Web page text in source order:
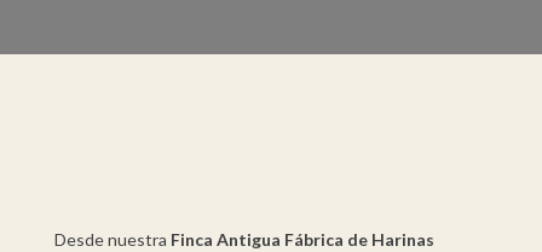
Desde nuestra Finca Antigua Fábrica de Harinas